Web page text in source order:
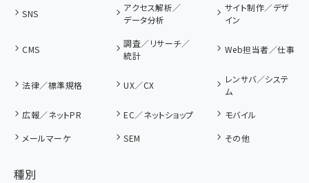
SNS
アクセス解析／
データ分析
サイト制作／デザ
イン
CMS
調査／リサーチ／
統計
Web担当者／仕事
法律／標準規格 UX／CX
レンサバ／システ
ム
広報／ネットPR
EC／ネットショップ
モバイル
メールマーケ
SEM その他
種別